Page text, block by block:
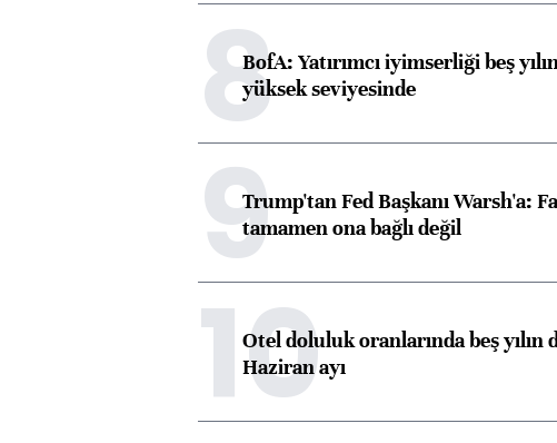
8BofA: Yatırımcı iyimserliği beş
yüksek seviyesinde
9Trump'tan Fed Başkanı Warsh'a:
tamamen ona bağlı değil
10
Otel doluluk oranlarında beş yılın
Haziran ayı